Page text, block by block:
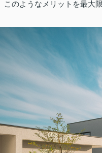
このようなメリットを最大